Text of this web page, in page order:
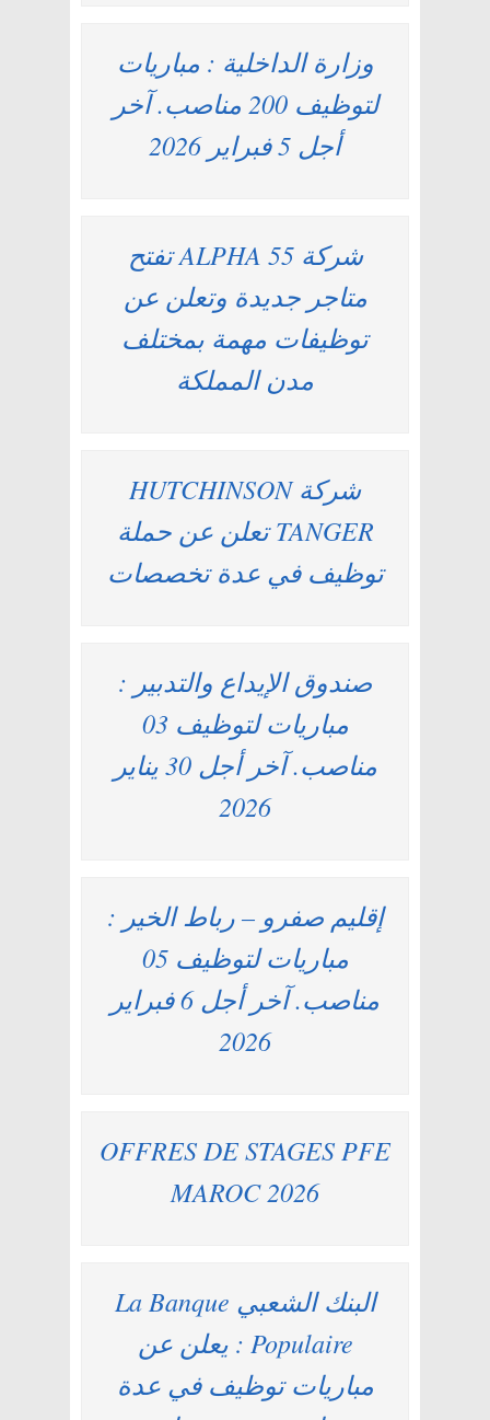
وزارة الداخلية : مباريات
لتوظيف 200 مناصب. آخر
أجل 5 فبراير 2026
شركة ALPHA 55 تفتح
متاجر جديدة وتعلن عن
توظيفات مهمة بمختلف
مدن المملكة
شركة HUTCHINSON
TANGER تعلن عن حملة
توظيف في عدة تخصصات
صندوق الإيداع والتدبير :
مباريات لتوظيف 03
مناصب. آخر أجل 30 يناير
2026
إقليم صفرو – رباط الخير :
مباريات لتوظيف 05
مناصب. آخر أجل 6 فبراير
2026
OFFRES DE STAGES PFE
MAROC 2026
البنك الشعبي La Banque
Populaire : يعلن عن
مباريات توظيف في عدة